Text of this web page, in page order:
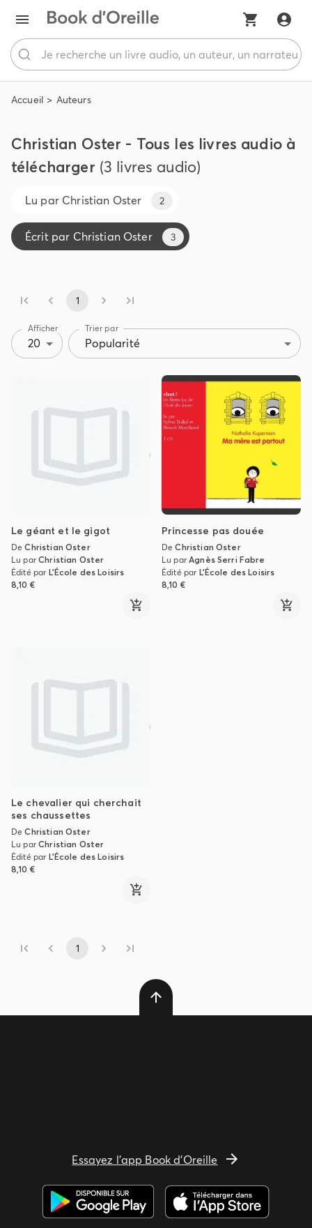
Accueil Auteurs
Christian Oster - Tous les livres audio à
télécharger (3 livres audio)
Lu par Christian Oster 2
Écrit par Christian Oster 3
1
Afficher
20
Trier par
Popularité
Le géant et le gigot
DeChristian Oster
Lu parChristian Oster
Édité par L'École des Loisirs
8,10 €
Princesse pas douée
DeChristian Oster
Lu parAgnès Serri Fabre
Édité par L'École des Loisirs
8,10 €
Le chevalier qui cherchait
ses chaussettes
DeChristian Oster
Lu parChristian Oster
Édité par L'École des Loisirs
8,10 €
1
Essayez l'app Book d'Oreille